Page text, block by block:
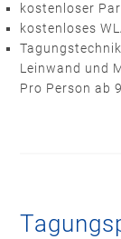
kostenloser
kostenloses
Leinwand und
Pro Person ab